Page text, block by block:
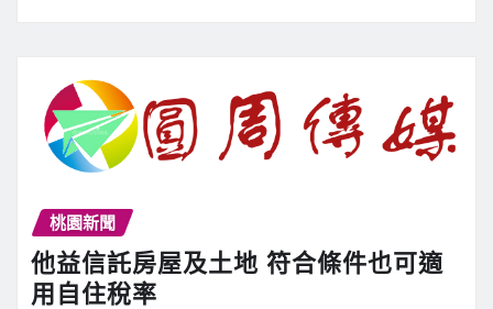
桃園新聞
他益信託房屋及土地 符合條件也可適
用自住稅率